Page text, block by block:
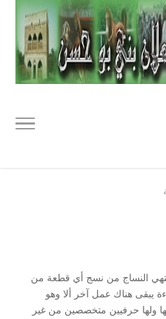
النساج من نسج أي قطعة من
يبقى هناك عمل آخر ألا وهو
ولها حرفيين متخصصين من غير